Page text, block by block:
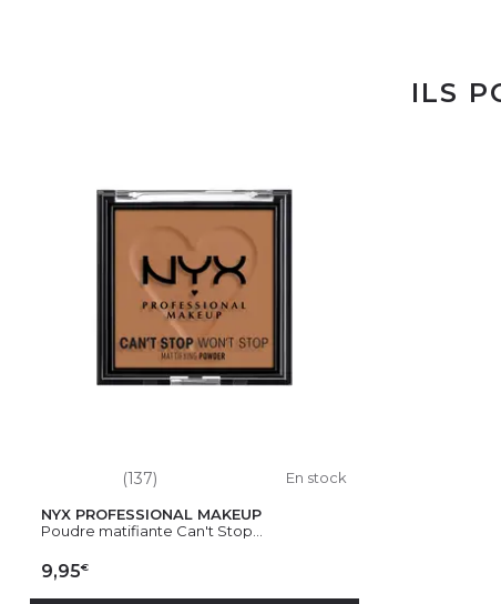
ILS
(137) En stock
NYX PROFESSIONAL MAKEUP
Poudre matifiante Can't Stop...
9,95€